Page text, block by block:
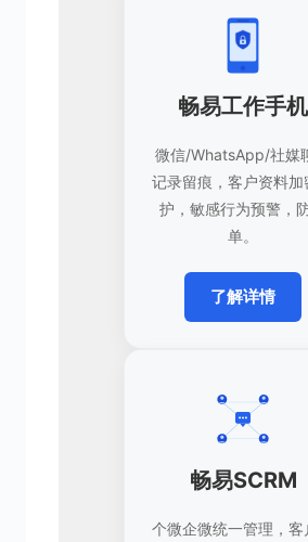
畅易工作手机
微信/WhatsApp/社媒
记录留痕，客户资料加
护，敏感行为预警，
单。
了解详情
畅易SCRM
个微企微统一管理，客